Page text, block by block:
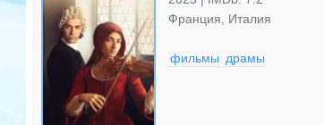
Франция, Италия
фильмы драмы